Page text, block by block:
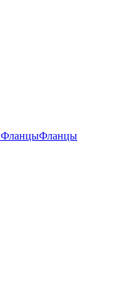
ФланцыФланцы